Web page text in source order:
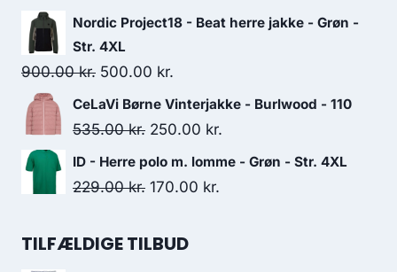
price
was:
299.95 kr..
price
Nordic Project18 - Beat herre jakke - Grøn -
Str. 4XL
900.00kr. Original
price
was:
500.00 kr.
price
is:
CeLaVi Børne Vinterjakke - Burlwood - 110
535.00kr. Original
price
was:
250.00 kr.
price
ID - Herre polo m. lomme - Grøn - Str. 4XL
229.00kr. Original
was:
170.00 kr.
TILFÆLDIGE TILBUD